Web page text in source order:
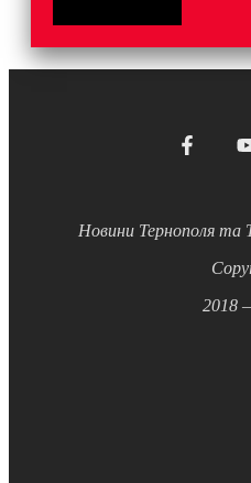
Новини Тернополя та
2018